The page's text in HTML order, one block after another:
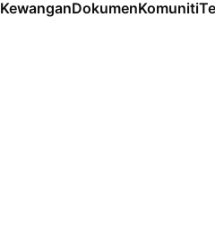
KewanganDokumenKomuniti